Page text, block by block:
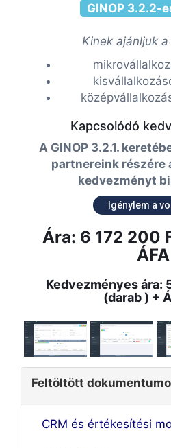
GINOP 3.2.2-
Kinek ajánljuk
Kapcsolódó
A GINOP 3.2.1.
partnereink részére
kedvezményt
Igénylem a
Ára: 6 172 200
ÁFA
Kedvezményes ára:
(darab ) +
Feltöltött
CRM és értékesítési